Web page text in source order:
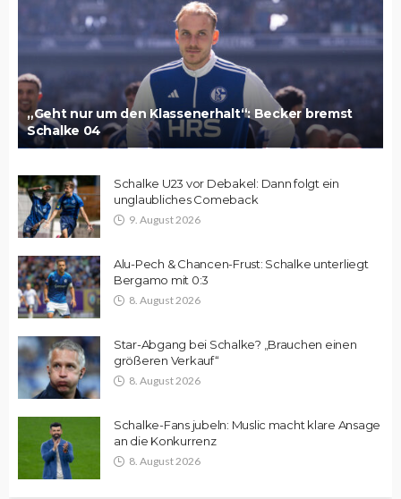
„Geht nur um den Klassenerhalt“: Becker bremst
Schalke 04
Schalke U23 vor Debakel: Dann folgt ein
unglaubliches Comeback
9. August 2026
Alu-Pech & Chancen-Frust: Schalke unterliegt
Bergamo mit 0:3
8. August 2026
Star-Abgang bei Schalke? „Brauchen einen
größeren Verkauf“
8. August 2026
Schalke-Fans jubeln: Muslic macht klare Ansage
an die Konkurrenz
8. August 2026